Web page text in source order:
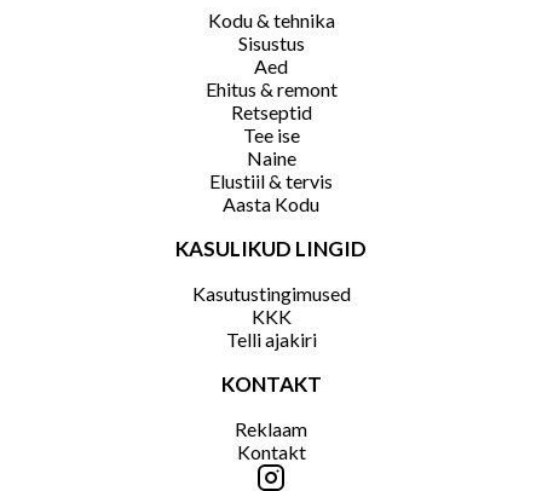
Kodu & tehnika
Sisustus
Aed
Ehitus & remont
Retseptid
Tee ise
Naine
Elustiil & tervis
Aasta Kodu
KASULIKUD LINGID
Kasutustingimused
KKK
Telli ajakiri
KONTAKT
Reklaam
Kontakt